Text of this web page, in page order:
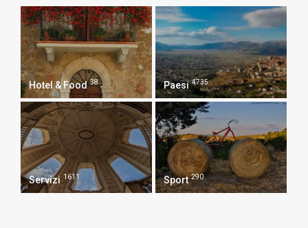
Hotel & Food 38 Paesi 4735
Servizi 1611 Sport 290